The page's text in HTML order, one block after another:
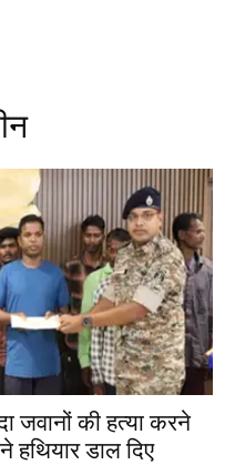
जवानों की हत्या करने
हथियार डाल दिए